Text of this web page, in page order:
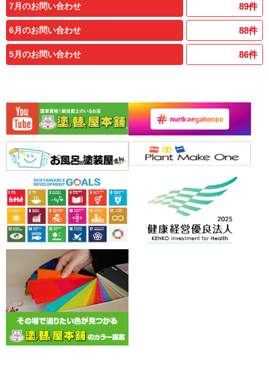
7月のお問い合わせ 89件
6月のお問い合わせ 88件
5月のお問い合わせ 86件